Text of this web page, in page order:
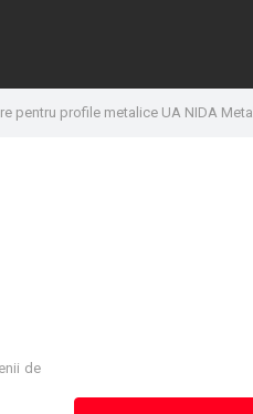
pentru profile metalice UA NIDA Metal
de